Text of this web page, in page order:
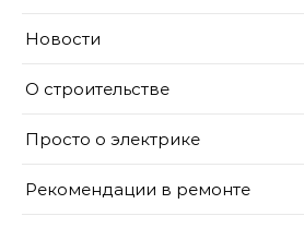
Новости
О строительстве
Просто о электрике
Рекомендации в ремонте